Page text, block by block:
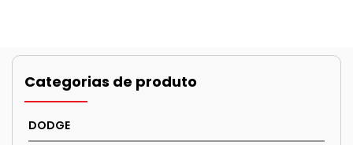
Categorias de produto
DODGE